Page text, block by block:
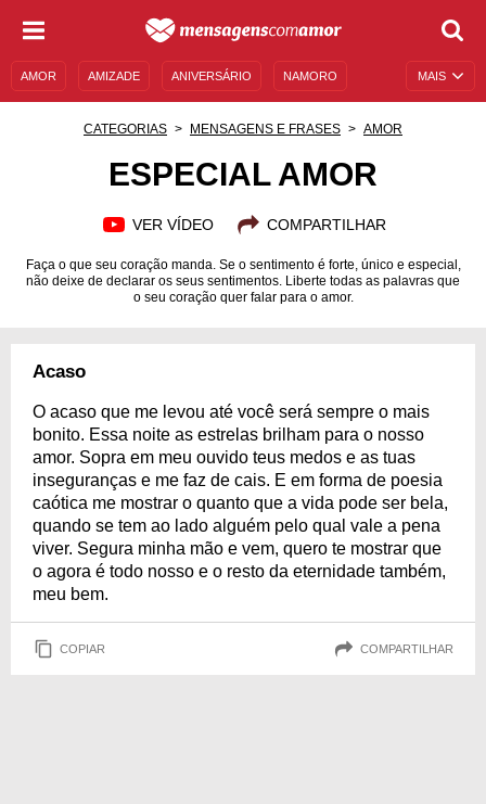
MAIS
AMOR AMIZADE ANIVERSÁRIO NAMORO
CATEGORIAS MENSAGENS E FRASES AMOR
ESPECIAL AMOR
VER VÍDEO COMPARTILHAR
Faça o que seu coração manda. Se o sentimento é forte, único e especial,
não deixe de declarar os seus sentimentos. Liberte todas as palavras que
o seu coração quer falar para o amor.
Acaso
O acaso que me levou até você será sempre o mais
bonito. Essa noite as estrelas brilham para o nosso
amor. Sopra em meu ouvido teus medos e as tuas
inseguranças e me faz de cais. E em forma de poesia
caótica me mostrar o quanto que a vida pode ser bela,
quando se tem ao lado alguém pelo qual vale a pena
viver. Segura minha mão e vem, quero te mostrar que
o agora é todo nosso e o resto da eternidade também,
meu bem.
COPIAR COMPARTILHAR